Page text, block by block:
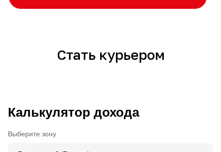
Калькулятор дохода
Выберите зону